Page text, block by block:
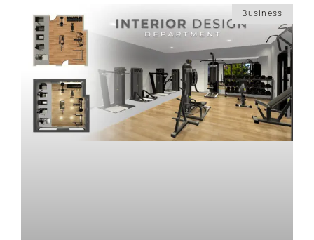
Business